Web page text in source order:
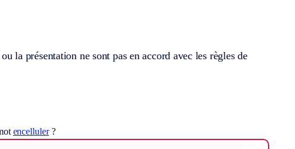
la présentation ne sont pas en accord avec les règles de
encelluler?